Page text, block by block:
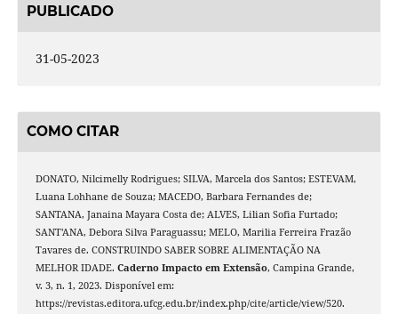
PUBLICADO
31-05-2023
COMO CITAR
DONATO, Nilcimelly Rodrigues; SILVA, Marcela dos Santos; ESTEVAM,
Luana Lohhane de Souza; MACEDO, Barbara Fernandes de;
SANTANA, Janaina Mayara Costa de; ALVES, Lilian Sofia Furtado;
SANT'ANA, Debora Silva Paraguassu; MELO, Marilia Ferreira Frazão
Tavares de. CONSTRUINDO SABER SOBRE ALIMENTAÇÃO NA
MELHOR IDADE. Caderno Impacto em Extensão, Campina Grande,
v. 3, n. 1, 2023. Disponível em:
https://revistas.editora.ufcg.edu.br/index.php/cite/article/view/520.